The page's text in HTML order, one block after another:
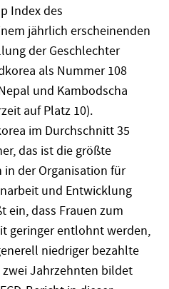
Index des
jährlich erscheinenden
der Geschlechter
als Nummer 108
und Kambodscha
auf Platz 10).
im Durchschnitt 35
das ist die größte
in der Organisation für
und Entwicklung
ein, dass Frauen zum
geringer entlohnt werden,
niedriger bezahlte
Jahrzehnten bildet